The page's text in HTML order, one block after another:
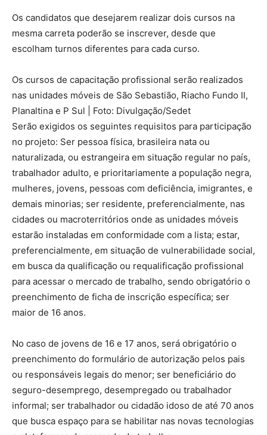
Os candidatos que desejarem realizar dois cursos na
mesma carreta poderão se inscrever, desde que
escolham turnos diferentes para cada curso.
Os cursos de capacitação profissional serão realizados
nas unidades móveis de São Sebastião, Riacho Fundo II,
Planaltina e P Sul | Foto: Divulgação/Sedet
Serão exigidos os seguintes requisitos para participação
no projeto: Ser pessoa física, brasileira nata ou
naturalizada, ou estrangeira em situação regular no país,
trabalhador adulto, e prioritariamente a população negra,
mulheres, jovens, pessoas com deficiência, imigrantes, e
demais minorias; ser residente, preferencialmente, nas
cidades ou macroterritórios onde as unidades móveis
estarão instaladas em conformidade com a lista; estar,
preferencialmente, em situação de vulnerabilidade social,
em busca da qualificação ou requalificação profissional
para acessar o mercado de trabalho, sendo obrigatório o
preenchimento de ficha de inscrição específica; ser
maior de 16 anos.
No caso de jovens de 16 e 17 anos, será obrigatório o
preenchimento do formulário de autorização pelos pais
ou responsáveis legais do menor; ser beneficiário do
seguro-desemprego, desempregado ou trabalhador
informal; ser trabalhador ou cidadão idoso de até 70 anos
que busca espaço para se habilitar nas novas tecnologias